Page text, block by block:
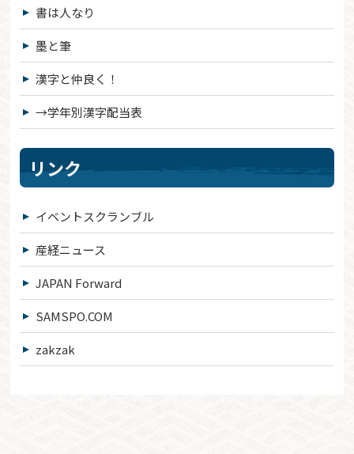
書は人なり
墨と筆
漢字と仲良く！
→学年別漢字配当表
リンク
イベントスクランブル
産経ニュース
JAPAN Forward
SAMSPO.COM
zakzak